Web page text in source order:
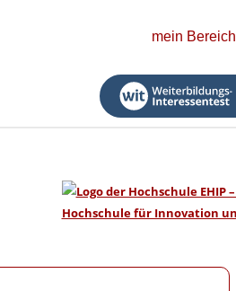
mein Bereich